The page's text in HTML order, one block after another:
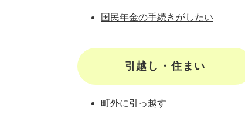
国民年金の手続きがしたい
引越し・住まい
町外に引っ越す